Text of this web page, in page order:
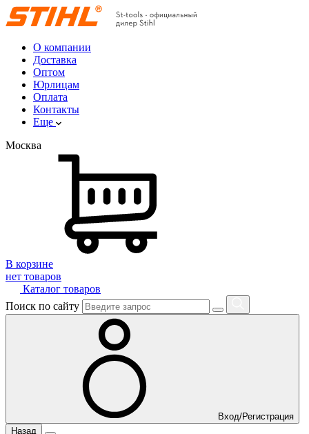
О компании
Доставка
Оптом
Юрлицам
Оплата
Контакты
Еще
Москва
В корзине
нет товаров
Каталог товаров
Поиск по сайту
Вход/Регистрация
Назад